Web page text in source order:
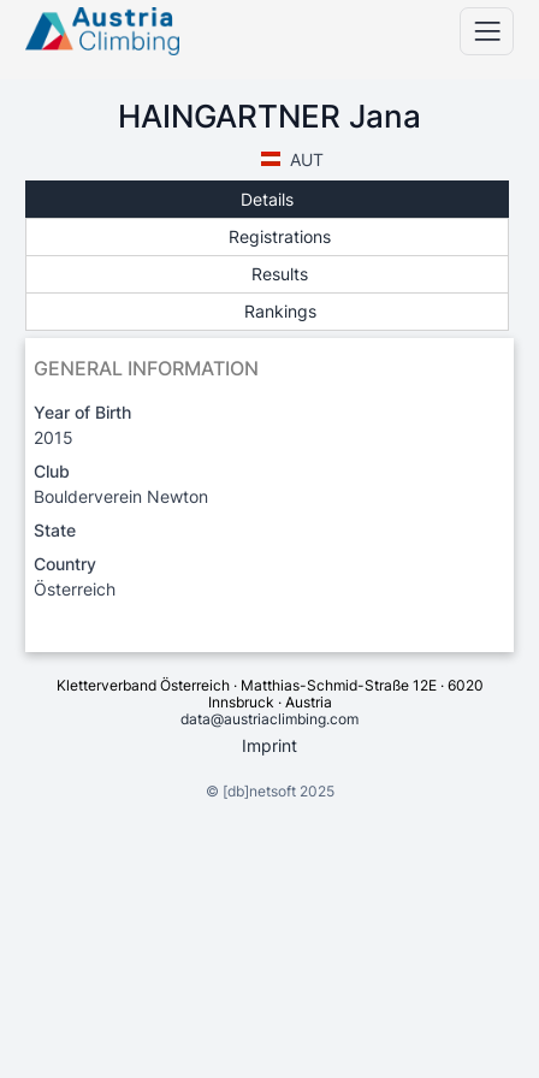
HAINGARTNER Jana
AUT
Details
Registrations
Results
Rankings
GENERAL INFORMATION
Year of Birth
2015
Club
Boulderverein Newton
State
Country
Österreich
Kletterverband Österreich · Matthias-Schmid-Straße 12E · 6020
Innsbruck · Austria
data@austriaclimbing.com
Imprint
© [db]netsoft2025